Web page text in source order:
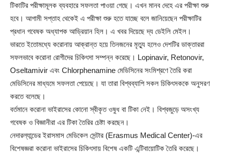
টিকাটির পরীক্ষামূলক ব্যবহারে সফলতা পাওয়া গেছে। এখন মানব দেহে এর পরীক্ষা শুরু
হবে। আগামী সপ্তাহ থেকেই এ পরীক্ষা শুরু হতে যাচ্ছে বলে জানিয়েছেন পরীক্ষাটির
প্রধান গবেষক অধ্যাপক আড্রিয়ান হিল। এ খবর দিয়েছে দ্য ডেইলি মেইল।
ভারতে ইতোমধ্যে করোনায় আক্রান্ত হয়ে তিনজনের মৃত্যু হলেও দেশটির ডাক্তাররা
সফলভাবে করোনা রোগীদের চিকিৎসা সম্পন্ন করেছে। Lopinavir, Retonovir,
Oseltamivir এবং Chlorphenamine মেডিসিনের সংমিশ্রণে তৈরি করা
মেডিসিনের মাধ্যমে সফলতা পেয়েছে। যা তারা বিশ্বব্যাপি সকল চিকিৎসককে অনুসরণ
করতে বলেছে।
বর্তমানে করোনা ভাইরাসের কোনো স্বীকৃত ওষুধ বা টিকা নেই। বিশ্বজুড়ে অসংখ্য
গবেষক ও বিজ্ঞানীরা এর টিকা তৈরির চেষ্টা করছেন।
নেদারল্যান্ডের ইরাসমাস মেডিকেল সেন্টার (Erasmus Medical Center)-এর
বিশেষজ্ঞরা করোনা ভাইরাসের চিকিৎসায় বিশেষ একটি এন্টিবায়োটিক তৈরি করেছে।